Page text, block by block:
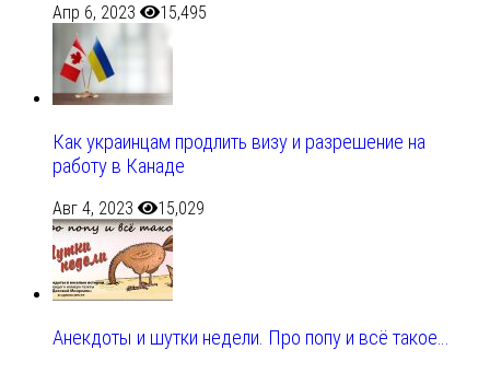
Апр 6, 2023 15,495
Как украинцам продлить визу и разрешение на
работу в Канаде
Авг 4, 2023 15,029
Анекдоты и шутки недели. Про попу и всё такое…